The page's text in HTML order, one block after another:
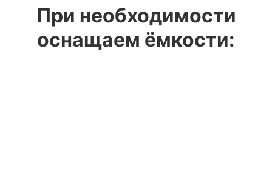
различными технологическими элементами и
дополнительным оборудованием.
Емкости из пластика на заказ:
При необходимости
оснащаем ёмкости: